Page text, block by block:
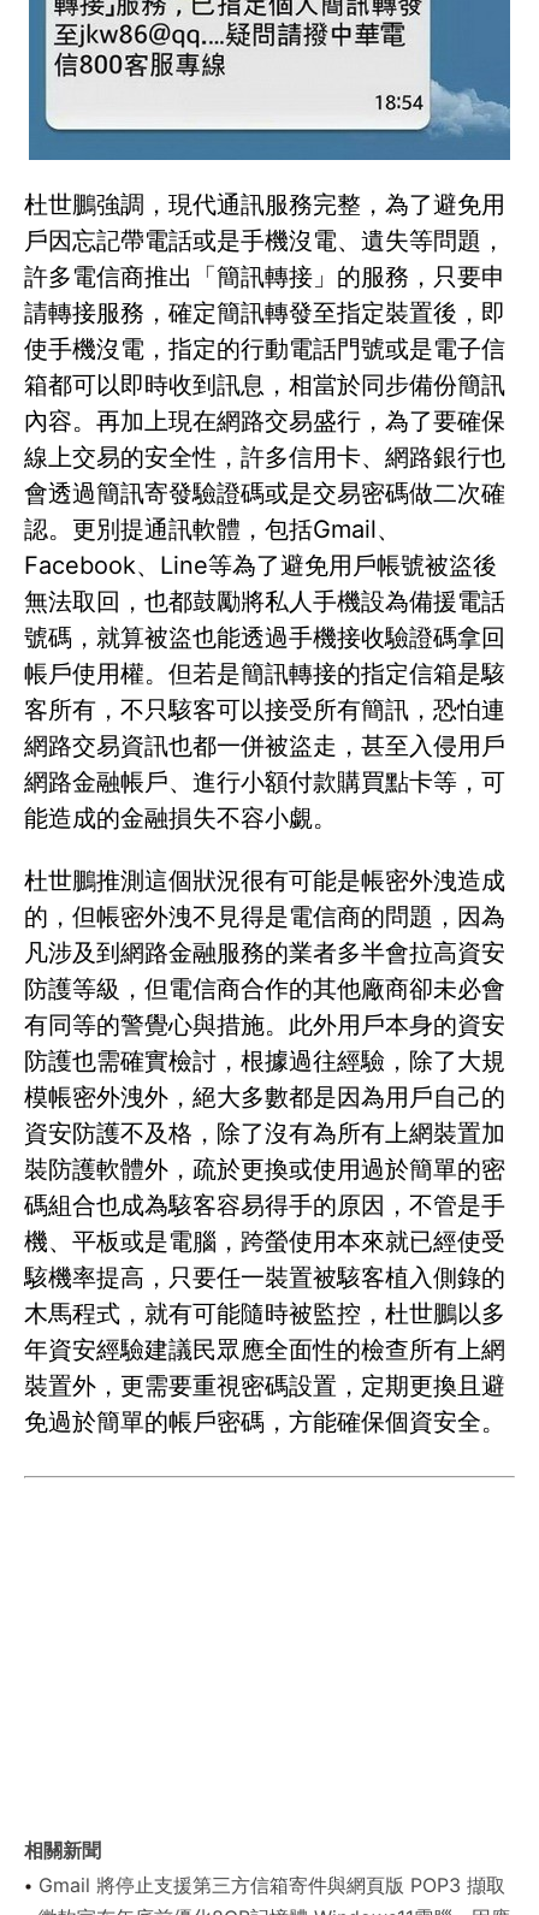
杜世鵬強調，現代通訊服務完整，為了避免用
戶因忘記帶電話或是手機沒電、遺失等問題，
許多電信商推出「簡訊轉接」的服務，只要申
請轉接服務，確定簡訊轉發至指定裝置後，即
使手機沒電，指定的行動電話門號或是電子信
箱都可以即時收到訊息，相當於同步備份簡訊
內容。再加上現在網路交易盛行，為了要確保
線上交易的安全性，許多信用卡、網路銀行也
會透過簡訊寄發驗證碼或是交易密碼做二次確
認。更別提通訊軟體，包括Gmail、
Facebook、Line等為了避免用戶帳號被盜後
無法取回，也都鼓勵將私人手機設為備援電話
號碼，就算被盜也能透過手機接收驗證碼拿回
帳戶使用權。但若是簡訊轉接的指定信箱是駭
客所有，不只駭客可以接受所有簡訊，恐怕連
網路交易資訊也都一併被盜走，甚至入侵用戶
網路金融帳戶、進行小額付款購買點卡等，可
能造成的金融損失不容小覷。
杜世鵬推測這個狀況很有可能是帳密外洩造成
的，但帳密外洩不見得是電信商的問題，因為
凡涉及到網路金融服務的業者多半會拉高資安
防護等級，但電信商合作的其他廠商卻未必會
有同等的警覺心與措施。此外用戶本身的資安
防護也需確實檢討，根據過往經驗，除了大規
模帳密外洩外，絕大多數都是因為用戶自己的
資安防護不及格，除了沒有為所有上網裝置加
裝防護軟體外，疏於更換或使用過於簡單的密
碼組合也成為駭客容易得手的原因，不管是手
機、平板或是電腦，跨螢使用本來就已經使受
駭機率提高，只要任一裝置被駭客植入側錄的
木馬程式，就有可能隨時被監控，杜世鵬以多
年資安經驗建議民眾應全面性的檢查所有上網
裝置外，更需要重視密碼設置，定期更換且避
免過於簡單的帳戶密碼，方能確保個資安全。
相關新聞
Gmail 將停止支援第三方信箱寄件與網頁版 POP3 擷取